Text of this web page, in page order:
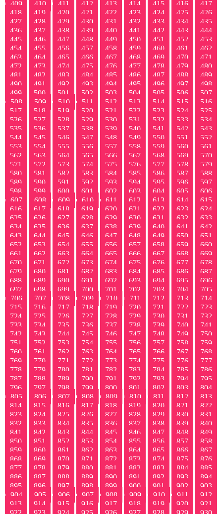
409
410 411 412 413 414 415 416
417
418
419 420 421 422 423 424 425
426
427
428 429 430 431 432 433 434
435
436
437 438 439 440 441 442 443
444
445
446 447 448 449 450 451 452
453
454
455 456 457 458 459 460 461
462
463
464 465 466 467 468 469 470
471
472
473 474 475 476 477 478 479
480
481
482 483 484 485 486 487 488
489
490
491 492 493 494 495 496 497
498
499
500 501 502 503 504 505 506
507
508
509 510 511 512 513 514 515
516
517
518 519 520 521 522 523 524
525
526
527 528 529 530 531 532 533
534
535
536 537 538 539 540 541 542
543
544
545 546 547 548 549 550 551
552
553
554 555 556 557 558 559 560
561
562
563 564 565 566 567 568 569
570
571
572 573 574 575 576 577 578
579
580
581 582 583 584 585 586 587
588
589
590 591 592 593 594 595 596
597
598
599 600 601 602 603 604 605
606
607
608 609 610 611 612 613 614
615
616
617 618 619 620 621 622 623
624
625
626 627 628 629 630 631 632
633
634
635 636 637 638 639 640 641
642
643
644 645 646 647 648 649 650
651
652
653 654 655 656 657 658 659
660
661
662 663 664 665 666 667 668
669
670
671 672 673 674 675 676 677
678
679
680 681 682 683 684 685 686
687
688
689 690 691 692 693 694 695
696
697
698 699 700 701 702 703 704
705
706
707 708 709 710 711 712 713
714
715
716 717 718 719 720 721 722
723
724
725 726 727 728 729 730 731
732
733
734 735 736 737 738 739 740
741
742
743 744 745 746 747 748 749
750
751
752 753 754 755 756 757 758
759
760
761 762 763 764 765 766 767
768
769
770 771 772 773 774 775 776
777
778
779 780 781 782 783 784 785
786
787
788 789 790 791 792 793 794
795
796
797 798 799 800 801 802 803
804
805
806 807 808 809 810 811 812
813
814
815 816 817 818 819 820 821
822
823
824 825 826 827 828 829 830
831
832
833 834 835 836 837 838 839
840
841
842 843 844 845 846 847 848
849
850
851 852 853 854 855 856 857
858
859
860 861 862 863 864 865 866
867
868
869 870 871 872 873 874 875
876
877
878 879 880 881 882 883 884
885
886
887 888 889 890 891 892 893
894
895
896 897 898 899 900 901 902
903
904
905 906 907 908 909 910 911
912
913
914 915 916 917 918 919 920
921